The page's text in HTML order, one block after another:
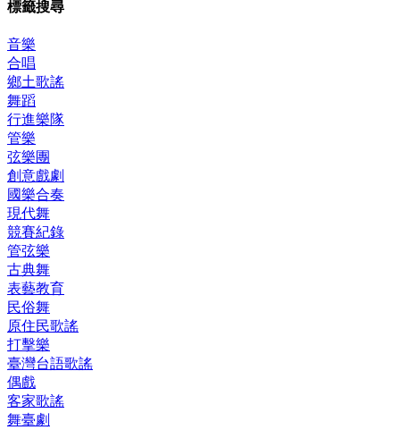
標籤搜尋
音樂
合唱
鄉土歌謠
舞蹈
行進樂隊
管樂
弦樂團
創意戲劇
國樂合奏
現代舞
競賽紀錄
管弦樂
古典舞
表藝教育
民俗舞
原住民歌謠
打擊樂
臺灣台語歌謠
偶戲
客家歌謠
舞臺劇